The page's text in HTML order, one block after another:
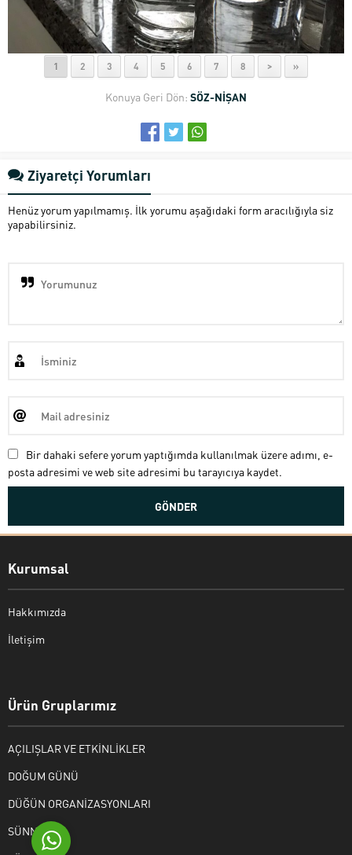
1 2 3 4 5 6 7 8 > »
Konuya Geri Dön: SÖZ-NİŞAN
Ziyaretçi Yorumları
Henüz yorum yapılmamış. İlk yorumu aşağıdaki form aracılığıyla siz
yapabilirsiniz.
Bir dahaki sefere yorum yaptığımda kullanılmak üzere adımı, e-
posta adresimi ve web site adresimi bu tarayıcıya kaydet.
Kurumsal
Hakkımızda
İletişim
Ürün Gruplarımız
AÇILIŞLAR VE ETKİNLİKLER
DOĞUM GÜNÜ
DÜĞÜN ORGANİZASYONLARI
SÜNNET